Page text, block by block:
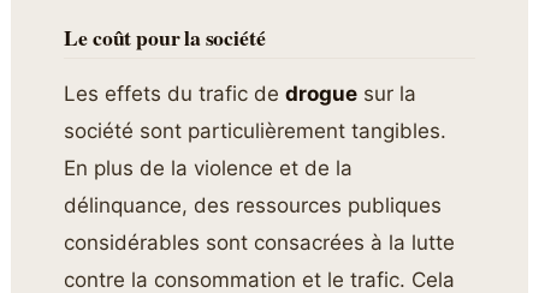
Le coût pour la société
Les effets du trafic dedrogue sur la
société sont particulièrement tangibles.
En plus de la violence et de la
délinquance, des ressources publiques
considérables sont consacrées à la lutte
contre la consommation et le trafic. Cela